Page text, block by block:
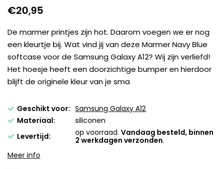
€20,95
De marmer printjes zijn hot. Daarom voegen we er nog
een kleurtje bij. Wat vind jij van deze Marmer Navy Blue
softcase voor de Samsung Galaxy A12? Wij zijn verliefd!
Het hoesje heeft een doorzichtige bumper en hierdoor
blijft de originele kleur van je sma
Geschikt voor: Samsung Galaxy A12
Materiaal:
siliconen
Levertijd:
op voorraad. Vandaag besteld, binnen
2 werkdagen verzonden.
Meer info